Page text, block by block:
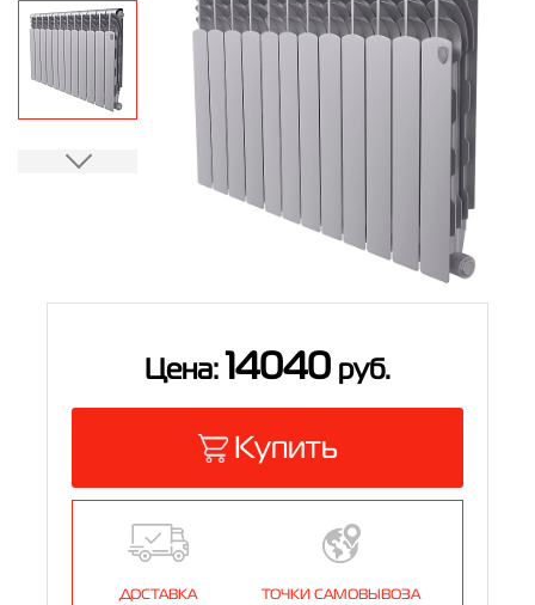
Контакты
Магазин:8 (800) 234-19-70
8 (495) 780-01-12
8 (800) 500-07-75
Цена:14040 руб.
Купить
ДОСТАВКА ТОЧКИ САМОВЫВОЗА